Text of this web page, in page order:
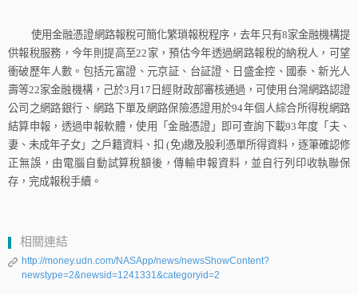
使用金融憑證網路報稅可簡化繁瑣報稅程序，去年只有8家金融機構提
供報稅服務，今年則提高至22 家，預估今年透過網路報稅的納稅人，可望
衝破歷年人數。包括元富證、元京証、台証證、日盛金控、國泰、新光人
壽等22家金融機構，己於3 月 17 日經財政部審核通過，可使用台灣網路認證
公司之網路銀行、網路下單及網路保險憑證用於94年個人綜合所得稅網路
結算申報，透過申報軟體，使用「金融憑證」即可查詢下載93年度「夫、
妻、未成年子女」之戶籍資料、扣 (免)繳及股利憑單所得資料，逐筆確認修
正無誤，由電腦自動試算稅額後，傳輸申報資料，並自行列印收執聯保
存，完成報稅手續。
相關連結
http://money.udn.com/NASApp/news/newsShowContent?
newstype=2&newsid=1241331&categoryid=2